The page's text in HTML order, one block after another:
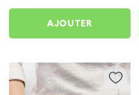
AJOUTER